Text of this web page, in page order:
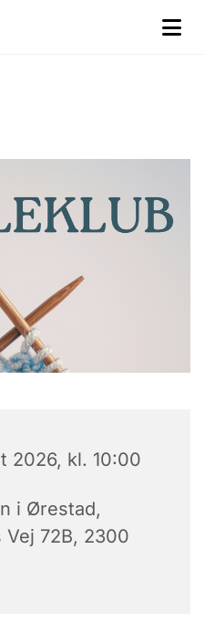
2026, kl. 10:00
i Ørestad,
Vej 72B, 2300